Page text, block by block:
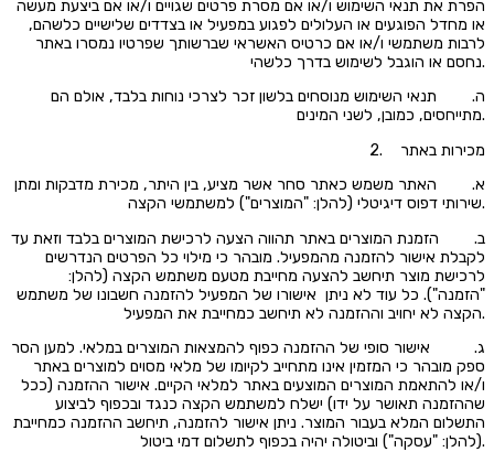
הפרת את תנאי השימוש ו/או אם מסרת פרטים שגויים ו/או אם ביצעת מעשה
או מחדל הפוגעים או העלולים לפגוע במפעיל או בצדדים שלישיים כלשהם,
לרבות משתמשי ו/או אם כרטיס האשראי שברשותך שפרטיו נמסרו באתר
נחסם או הוגבל לשימוש בדרך כלשהי.
ה. תנאי השימוש מנוסחים בלשון זכר לצרכי נוחות בלבד, אולם הם
מתייחסים, כמובן, לשני המינים.
2. מכירות באתר
א. האתר משמש כאתר סחר אשר מציע, בין היתר, מכירת מדבקות ומתן
שירותי דפוס דיגיטלי (להלן: "המוצרים") למשתמשי הקצה.
ב. הזמנת המוצרים באתר תהווה הצעה לרכישת המוצרים בלבד וזאת עד
לקבלת אישור להזמנה מהמפעיל. מובהר כי מילוי כל הפרטים הנדרשים
לרכישת מוצר תיחשב להצעה מחייבת מטעם משתמש הקצה (להלן:
"הזמנה"). כל עוד לא ניתן אישורו של המפעיל להזמנה חשבונו של משתמש
הקצה לא יחויב וההזמנה לא תיחשב כמחייבת את המפעיל.
ג. אישור סופי של ההזמנה כפוף להמצאות המוצרים במלאי. למען הסר
ספק מובהר כי המזמין אינו מתחייב לקיומו של מלאי מסוים למוצרים באתר
ו/או להתאמת המוצרים המוצעים באתר למלאי הקיים. אישור ההזמנה (ככל
שההזמנה תאושר על ידו) ישלח למשתמש הקצה כנגד ובכפוף לביצוע
התשלום המלא בעבור המוצר. ניתן אישור להזמנה, תיחשב ההזמנה כמחייבת
(להלן: "עסקה") וביטולה יהיה בכפוף לתשלום דמי ביטול.